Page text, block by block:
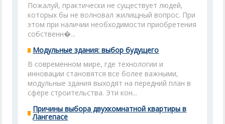
Пожалуй, практически не существует людей,
которых бы не волновал жилищный вопрос. При
этом при наличии необходимости приобретения
собственн�...
Модульные здания: выбор будущего
В современном мире, где технологии и
инновации становятся все более важными,
модульные здания выходят на передний план в
сфере строительства. Эти кон...
Причины выбора двухкомнатной квартиры в
Лангепасе